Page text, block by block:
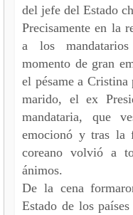
del jefe del Estado
Precisamente en la
a los
momento de gran
el pésame a
marido, el ex
mandataria, que
emocionó y tras la
coreano volvió a
ánimos.
De la cena
Estado de los